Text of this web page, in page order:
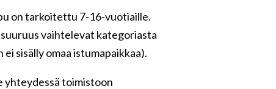
on tarkoitettu 7-16-vuotiaille.
vaihtelevat kategoriasta
sisälly omaa istumapaikkaa).
yhteydessä toimistoon